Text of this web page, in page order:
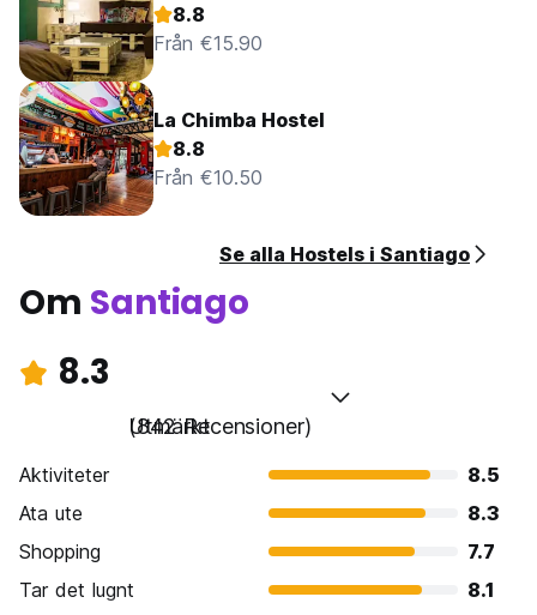
8.8
Från €15.90
La Chimba Hostel
8.8
Från €10.50
Se alla Hostels i Santiago
Om Santiago
8.3
Utmärkt
(842 Recensioner)
Aktiviteter
8.5
Ata ute
8.3
Shopping
7.7
Tar det lugnt
8.1